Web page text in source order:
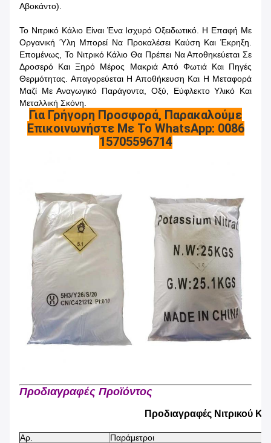
Αβοκάντο).
Το Νιτρικό Κάλιο Είναι Ένα Ισχυρό Οξειδωτικό. Η Επαφή Με
Οργανική Ύλη Μπορεί Να Προκαλέσει Καύση Και Έκρηξη.
Επομένως, Το Νιτρικό Κάλιο Θα Πρέπει Να Αποθηκεύεται Σε
Δροσερό Και Ξηρό Μέρος Μακριά Από Φωτιά Και Πηγές
Θερμότητας. Απαγορεύεται Η Αποθήκευση Και Η Μεταφορά
Μαζί Με Αναγωγικό Παράγοντα, Οξύ, Εύφλεκτο Υλικό Και
Μεταλλική Σκόνη.
Για Γρήγορη Προσφορά, Παρακαλούμε
Επικοινωνήστε Με Το WhatsApp: 0086
15705596714
Προδιαγραφές Προϊόντος
Προδιαγραφές Νιτρικού
Αρ. Παράμετροι